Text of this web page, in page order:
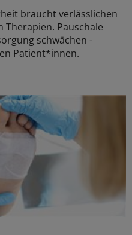
braucht verlässlichen
Therapien. Pauschale
schwächen -
Patient*innen.